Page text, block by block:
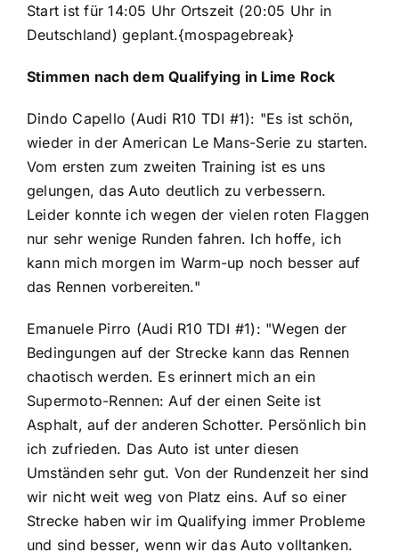
Start ist für 14:05 Uhr Ortszeit (20:05 Uhr in
Deutschland) geplant.{mospagebreak}
Stimmen nach dem Qualifying in Lime Rock
Dindo Capello (Audi R10 TDI #1): "Es ist schön,
wieder in der American Le Mans-Serie zu starten.
Vom ersten zum zweiten Training ist es uns
gelungen, das Auto deutlich zu verbessern.
Leider konnte ich wegen der vielen roten Flaggen
nur sehr wenige Runden fahren. Ich hoffe, ich
kann mich morgen im Warm-up noch besser auf
das Rennen vorbereiten."
Emanuele Pirro (Audi R10 TDI #1): "Wegen der
Bedingungen auf der Strecke kann das Rennen
chaotisch werden. Es erinnert mich an ein
Supermoto-Rennen: Auf der einen Seite ist
Asphalt, auf der anderen Schotter. Persönlich bin
ich zufrieden. Das Auto ist unter diesen
Umständen sehr gut. Von der Rundenzeit her sind
wir nicht weit weg von Platz eins. Auf so einer
Strecke haben wir im Qualifying immer Probleme
und sind besser, wenn wir das Auto volltanken.